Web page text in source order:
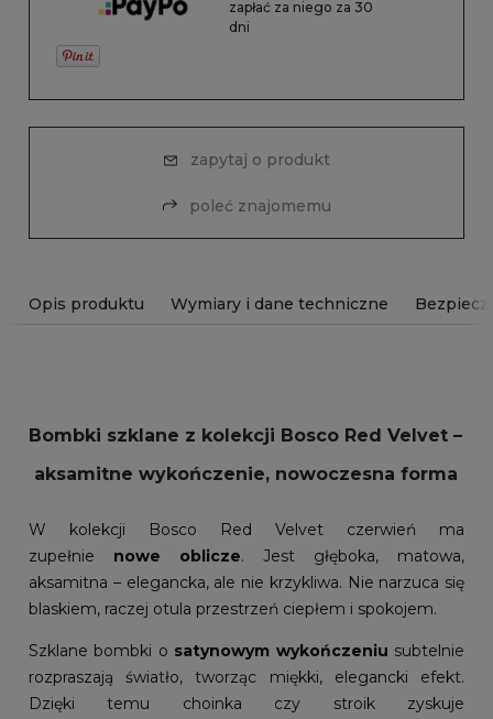
zapłać za niego za 30
dni
zapytaj o produkt
poleć znajomemu
Opis produktu Wymiary i dane techniczne
Bombki szklane z kolekcji Bosco Red Velvet –
aksamitne wykończenie, nowoczesna forma
W kolekcji Bosco Red Velvet czerwień ma
zupełnie nowe oblicze. Jest głęboka, matowa,
aksamitna – elegancka, ale nie krzykliwa. Nie narzuca się
blaskiem, raczej otula przestrzeń ciepłem i spokojem.
Szklane bombki o satynowym wykończeniu subtelnie
rozpraszają światło, tworząc miękki, elegancki efekt.
Dzięki temu choinka czy stroik zyskuje